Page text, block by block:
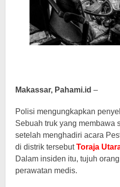
Makassar, Pahami.id –
Polisi mengungkapkan
Sebuah truk yang membawa
setelah menghadiri acara
di distrik tersebutToraja
Dalam insiden itu, tujuh
perawatan medis.